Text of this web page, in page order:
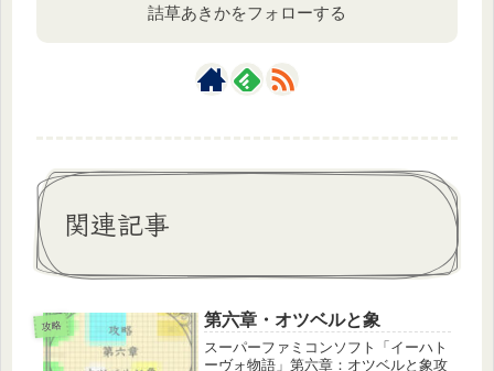
詰草あきかをフォローする
関連記事
攻略 第六章・オツベルと象
スーパーファミコンソフト「イーハト
ーヴォ物語」第六章：オツベルと象攻